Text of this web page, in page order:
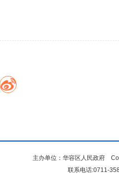
主办单位：华容区人民政府
联系电话:0711-